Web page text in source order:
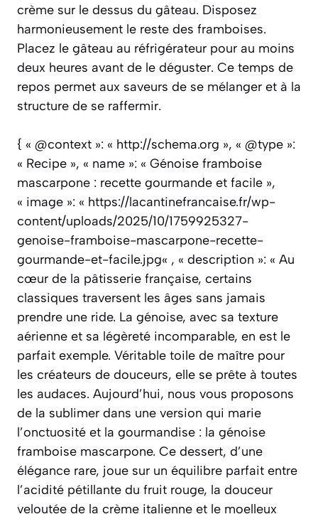
crème sur le dessus du gâteau. Disposez
harmonieusement le reste des framboises.
Placez le gâteau au réfrigérateur pour au moins
deux heures avant de le déguster. Ce temps de
repos permet aux saveurs de se mélanger et à la
structure de se raffermir.
{ « @context »: « http://schema.org », « @type »:
« Recipe », « name »: « Génoise framboise
mascarpone : recette gourmande et facile »,
« image »: « https://lacantinefrancaise.fr/wp-
content/uploads/2025/10/1759925327-
genoise-framboise-mascarpone-recette-
gourmande-et-facile.jpg« , « description »: « Au
cœur de la pâtisserie française, certains
classiques traversent les âges sans jamais
prendre une ride. La génoise, avec sa texture
aérienne et sa légèreté incomparable, en est le
parfait exemple. Véritable toile de maître pour
les créateurs de douceurs, elle se prête à toutes
les audaces. Aujourd’hui, nous vous proposons
de la sublimer dans une version qui marie
l’onctuosité et la gourmandise : la génoise
framboise mascarpone. Ce dessert, d’une
élégance rare, joue sur un équilibre parfait entre
l’acidité pétillante du fruit rouge, la douceur
veloutée de la crème italienne et le moelleux